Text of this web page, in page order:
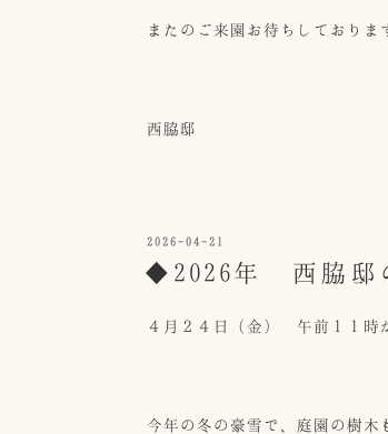
またのご来園お待ちしておりま
西脇邸
投
日:
2026-04-21
◆2026年 西脇邸
４月２４日（金） 午前１１時
今年の冬の豪雪で、庭園の樹木